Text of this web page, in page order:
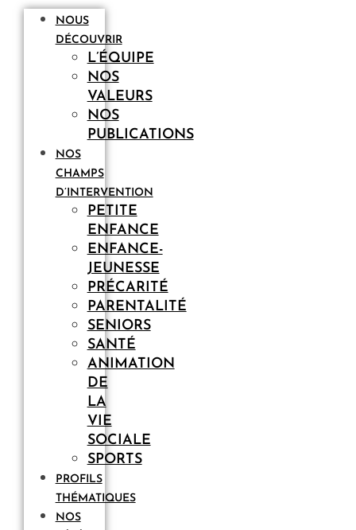
NOUS
DÉCOUVRIR
L’ÉQUIPE
NOS
VALEURS
NOS
PUBLICATIONS
NOS
CHAMPS
D’INTERVENTION
PETITE
ENFANCE
ENFANCE-
JEUNESSE
PRÉCARITÉ
PARENTALITÉ
SENIORS
SANTÉ
ANIMATION
DE
LA
VIE
SOCIALE
SPORTS
PROFILS
THÉMATIQUES
NOS